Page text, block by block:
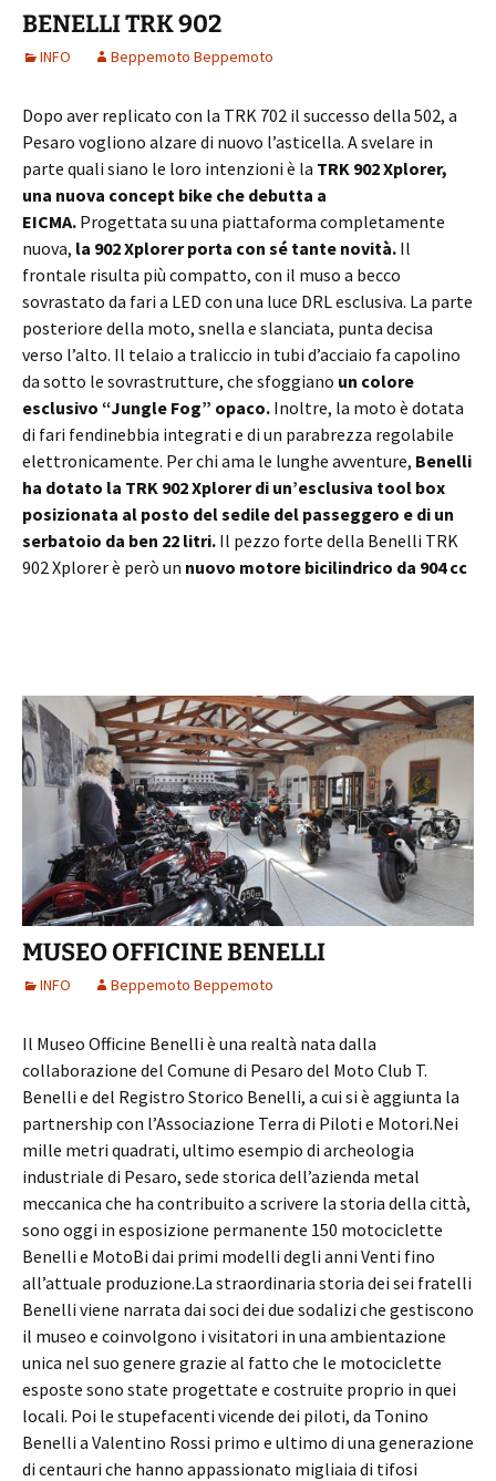
BENELLI TRK 902
INFO Beppemoto Beppemoto
Dopo aver replicato con la TRK 702 il successo della 502, a
Pesaro vogliono alzare di nuovo l’asticella. A svelare in
parte quali siano le loro intenzioni è la TRK 902 Xplorer,
una nuova concept bike che debutta a
EICMA. Progettata su una piattaforma completamente
nuova, la 902 Xplorer porta con sé tante novità. Il
frontale risulta più compatto, con il muso a becco
sovrastato da fari a LED con una luce DRL esclusiva. La parte
posteriore della moto, snella e slanciata, punta decisa
verso l’alto. Il telaio a traliccio in tubi d’acciaio fa capolino
da sotto le sovrastrutture, che sfoggiano un colore
esclusivo “Jungle Fog” opaco. Inoltre, la moto è dotata
di fari fendinebbia integrati e di un parabrezza regolabile
elettronicamente. Per chi ama le lunghe avventure, Benelli
ha dotato la TRK 902 Xplorer di un’esclusiva tool box
posizionata al posto del sedile del passeggero e di un
serbatoio da ben 22 litri. Il pezzo forte della Benelli TRK
902 Xplorer è però un nuovo motore bicilindrico da 904 cc
MUSEO OFFICINE BENELLI
INFO Beppemoto Beppemoto
Il Museo Officine Benelli è una realtà nata dalla
collaborazione del Comune di Pesaro del Moto Club T.
Benelli e del Registro Storico Benelli, a cui si è aggiunta la
partnership con l’Associazione Terra di Piloti e Motori.Nei
mille metri quadrati, ultimo esempio di archeologia
industriale di Pesaro, sede storica dell’azienda metal
meccanica che ha contribuito a scrivere la storia della città,
sono oggi in esposizione permanente 150 motociclette
Benelli e MotoBi dai primi modelli degli anni Venti fino
all’attuale produzione.La straordinaria storia dei sei fratelli
Benelli viene narrata dai soci dei due sodalizi che gestiscono
il museo e coinvolgono i visitatori in una ambientazione
unica nel suo genere grazie al fatto che le motociclette
esposte sono state progettate e costruite proprio in quei
locali. Poi le stupefacenti vicende dei piloti, da Tonino
Benelli a Valentino Rossi primo e ultimo di una generazione
di centauri che hanno appassionato migliaia di tifosi